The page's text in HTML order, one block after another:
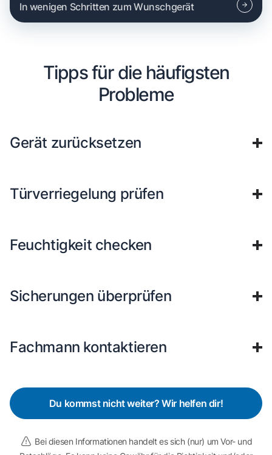
In wenigen Schritten zum Wunschgerät
Tipps für die häufigsten
Probleme
Gerät zurücksetzen
Türverriegelung prüfen
Feuchtigkeit checken
Sicherungen überprüfen
Fachmann kontaktieren
Du kommst nicht weiter? Wir helfen dir!
Bei diesen Informationen handelt es sich (nur) um Vor- und